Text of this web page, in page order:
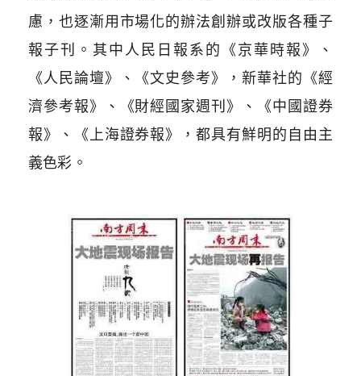
慮，也逐漸用市場化的辦法創辦或改版各種子
報子刊。其中人民日報系的《京華時報》、
《人民論壇》、《文史參考》，新華社的《經
濟參考報》、《財經國家週刊》、《中國證券
報》、《上海證券報》，都具有鮮明的自由主
義色彩。